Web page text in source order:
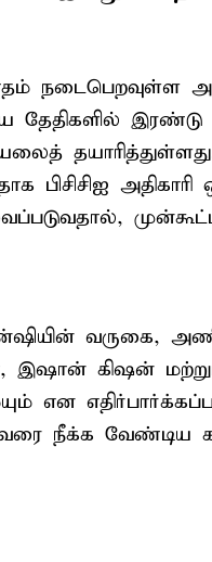
நடைபெறவுள்ள
தேதிகளில்
பிசிசிஐ அதிகாரி
வருகை,
இஷான் கிஷன்
என
நீக்க வேண்டிய